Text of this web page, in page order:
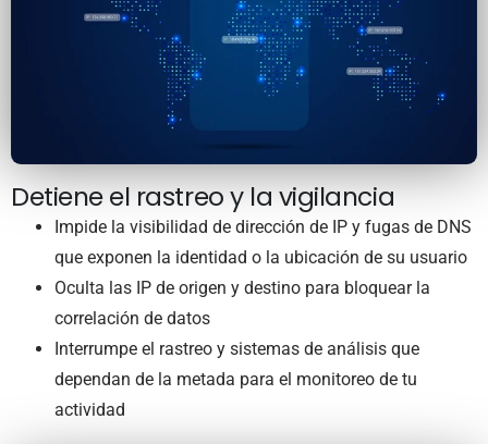
Detiene el rastreo y la vigilancia
Impide la visibilidad de dirección de IP y fugas de DNS
que exponen la identidad o la ubicación de su usuario
Oculta las IP de origen y destino para bloquear la
correlación de datos
Interrumpe el rastreo y sistemas de análisis que
dependan de la metada para el monitoreo de tu
actividad